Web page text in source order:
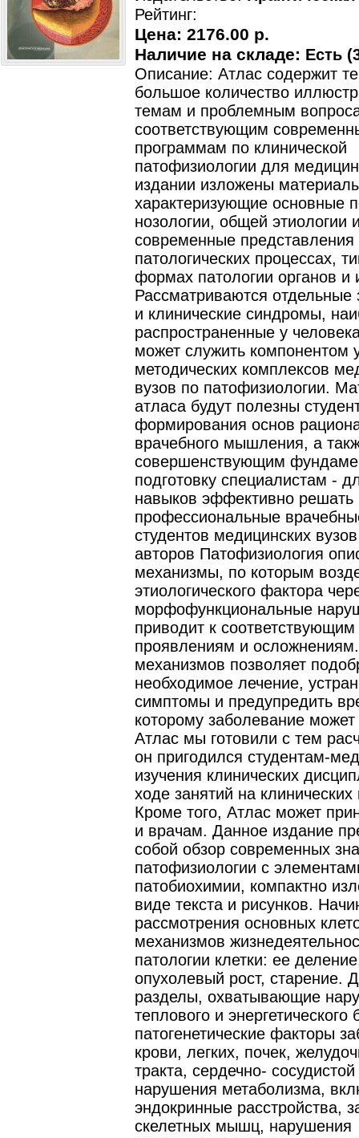
Рейтинг:
Цена: 2176.00 р.
Наличие на складе: Есть
Описание: Атлас содержит
большое количество
темам и проблемным
соответствующим
программам по клинической
патофизиологии для
издании изложены
характеризующие основные
нозологии, общей этиологии
современные представления
патологических процессах,
формах патологии органов и
Рассматриваются отдельные
и клинические синдромы,
распространенные у
может служить компонентом
методических комплексов
вузов по патофизиологии.
атласа будут полезны
формирования основ
врачебного мышления, а
совершенствующим
подготовку специалистам -
навыков эффективно решать
профессиональные
студентов медицинских
авторов Патофизиология
механизмы, по которым
этиологического фактора
морфофункциональные
приводит к
проявлениям и
механизмов позволяет
необходимое лечение,
симптомы и предупредить
которому заболевание может
Атлас мы готовили с тем
он пригодился студентам-
изучения клинических
ходе занятий на
Кроме того, Атлас может
и врачам. Данное издание
собой обзор современных
патофизиологии с
патобиохимии, компактно
виде текста и рисунков.
рассмотрения основных
механизмов
патологии клетки: ее
опухолевый рост, старение.
разделы, охватывающие
теплового и энергетического
патогенетические факторы
крови, легких, почек,
тракта, сердечно-
нарушения метаболизма,
эндокринные расстройства,
скелетных мышц, нарушения